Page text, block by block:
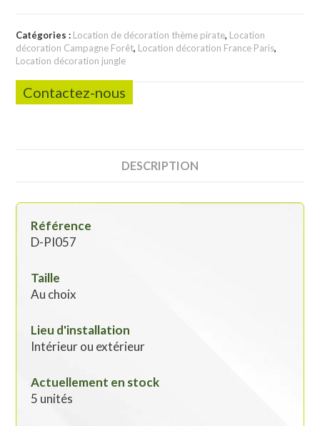
Catégories : Location de décoration thème pirate, Location
décoration Campagne Forêt, Location décoration France Paris,
Location décoration jungle
Contactez-nous
DESCRIPTION
Référence
D-PI057
Taille
Au choix
Lieu d'installation
Intérieur ou extérieur
Actuellement en stock
5 unités